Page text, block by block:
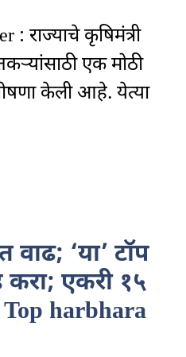
: राज्याचे कृषिमंत्री
एक मोठी
केली आहे. येत्या
वाढ; ‘या’ टॉप
करा; एकरी १५
harbhara